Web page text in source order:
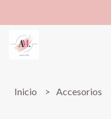
Inicio Accesorios